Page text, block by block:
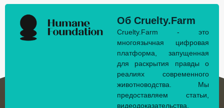
Об Cruelty.Farm
Cruelty.Farm - это
многоязычная цифровая
платформа, запущенная
для раскрытия правды о
реалиях современного
животноводства. Мы
предоставляем статьи,
видеодоказательства,